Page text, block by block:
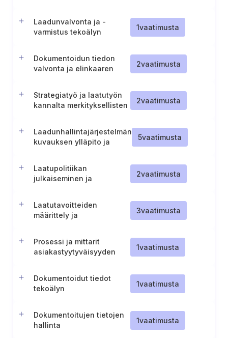
Laadunvalvonta ja -
varmistus tekoälyn
1vaatimusta
Dokumentoidun tiedon
valvonta ja elinkaaren
2vaatimusta
Strategiatyö ja laatutyön
kannalta merkityksellisten
2vaatimusta
Laadunhallintajärjestelmän
kuvauksen ylläpito ja
5vaatimusta
Laatupolitiikan
julkaiseminen ja
2vaatimusta
Laatutavoitteiden
määrittely ja
3vaatimusta
Prosessi ja mittarit
asiakastyytyväisyyden
1vaatimusta
Dokumentoidut tiedot
tekoälyn
1vaatimusta
Dokumentoitujen tietojen
hallinta
1vaatimusta